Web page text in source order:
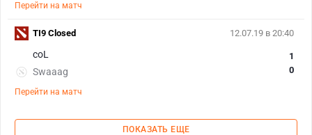
Перейти на матч
12.07.19 в 20:40
coL
Swaaag
1
0
Перейти на матч
TI9 Closed
ПОКАЗАТЬ ЕЩЕ